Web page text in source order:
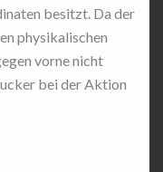
besitzt. Da der
physikalischen
vorne nicht
bei der Aktion